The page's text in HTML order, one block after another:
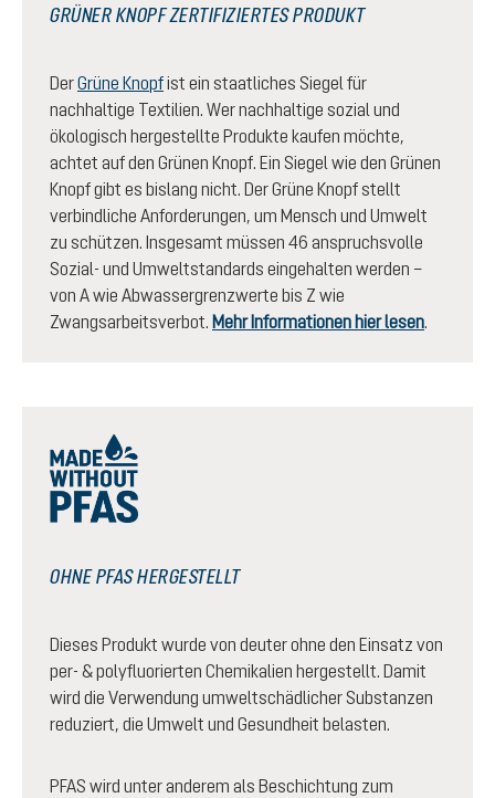
GRÜNER KNOPF ZERTIFIZIERTES PRODUKT
DerGrüne Knopfist ein staatliches Siegel für
nachhaltige Textilien. Wer nachhaltige sozial und
ökologisch hergestellte Produkte kaufen möchte,
achtet auf den Grünen Knopf. Ein Siegel wie den Grünen
Knopf gibt es bislang nicht. Der Grüne Knopf stellt
verbindliche Anforderungen, um Mensch und Umwelt
zu schützen. Insgesamt müssen 46 anspruchsvolle
Sozial- und Umweltstandards eingehalten werden –
von A wie Abwassergrenzwerte bis Z wie
Zwangsarbeitsverbot. Mehr Informationen hier lesen.
OHNE PFAS HERGESTELLT
Dieses Produkt wurde von deuter ohne den Einsatz von
per- & polyfluorierten Chemikalien hergestellt. Damit
wird die Verwendung umweltschädlicher Substanzen
reduziert, die Umwelt und Gesundheit belasten.
PFAS wird unter anderem als Beschichtung zum